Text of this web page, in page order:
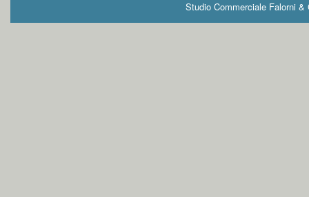
Studio Commerciale Falorni